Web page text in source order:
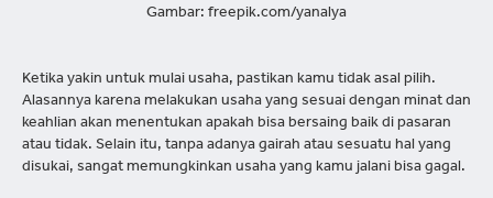
Gambar: freepik.com/yanalya
Ketika yakin untuk mulai usaha, pastikan kamu tidak asal pilih.
Alasannya karena melakukan usaha yang sesuai dengan minat dan
keahlian akan menentukan apakah bisa bersaing baik di pasaran
atau tidak. Selain itu, tanpa adanya gairah atau sesuatu hal yang
disukai, sangat memungkinkan usaha yang kamu jalani bisa gagal.